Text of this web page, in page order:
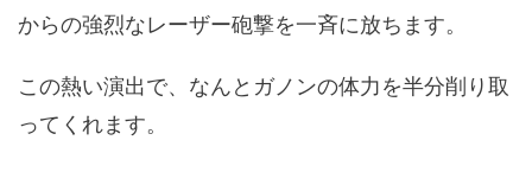
からの強烈なレーザー砲撃を一斉に放ちます。
この熱い演出で、なんとガノンの体力を半分削り取
ってくれます。